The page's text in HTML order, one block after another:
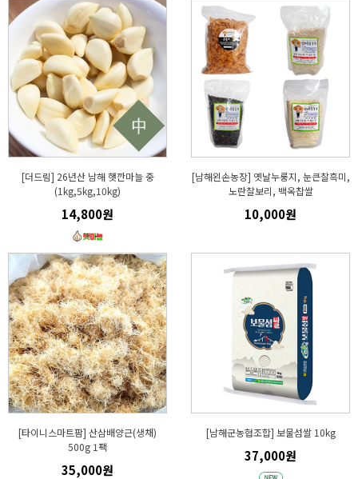
[더드림] 26년산 남해 햇깐마늘 중
(1kg,5kg,10kg)
14,800원
[남해왼손농장] 옛날누룽지, 눈큰찰흑미,
노란찰보리, 백옥찹쌀
10,000원
[타이니스마트팜] 산삼배양근(생채)
500g 1팩
35,000원
[남해군농협조합] 보물섬쌀 10kg
37,000원